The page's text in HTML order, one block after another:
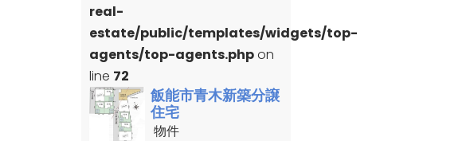
real-
estate/public/templates/widgets/top-
agents/top-agents.phpon
line 72
飯能市青木新築分譲
住宅
物件